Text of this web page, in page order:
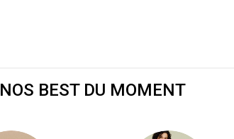
NOS BEST DU MOMENT